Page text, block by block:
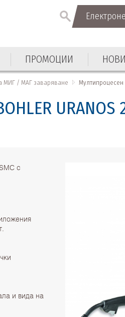
ПРОМОЦИИ
МИГ / МАГ заваряване Мултипроцесен
URANOS
с
и вида на